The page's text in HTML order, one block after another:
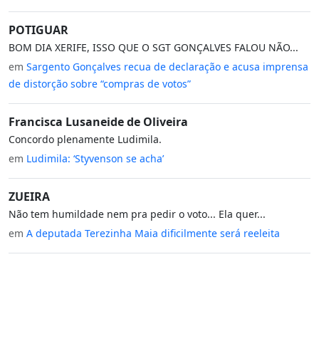
POTIGUAR
BOM DIA XERIFE, ISSO QUE O SGT GONÇALVES FALOU NÃO...
em Sargento Gonçalves recua de declaração e acusa imprensa
de distorção sobre “compras de votos”
Francisca Lusaneide de Oliveira
Concordo plenamente Ludimila.
em Ludimila: ‘Styvenson se acha’
ZUEIRA
Não tem humildade nem pra pedir o voto... Ela quer...
em A deputada Terezinha Maia dificilmente será reeleita